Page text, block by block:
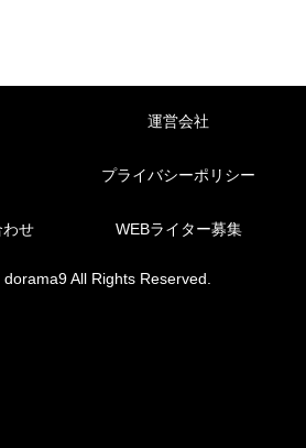
運営会社
プライバシーポリシー
せ WEBライター募集
All Rights Reserved.